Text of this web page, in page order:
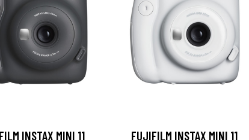
INSTAX MINI 11
FUJIFILM INSTAX MINI 11